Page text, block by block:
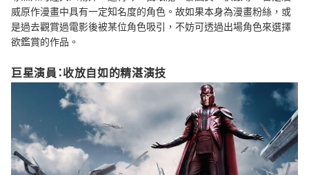
威原作漫畫中具有一定知名度的角色。故如果本身為漫畫粉絲，或
是過去觀賞過電影後被某位角色吸引，不妨可透過出場角色來選擇
欲鑑賞的作品。
巨星演員：收放自如的精湛演技